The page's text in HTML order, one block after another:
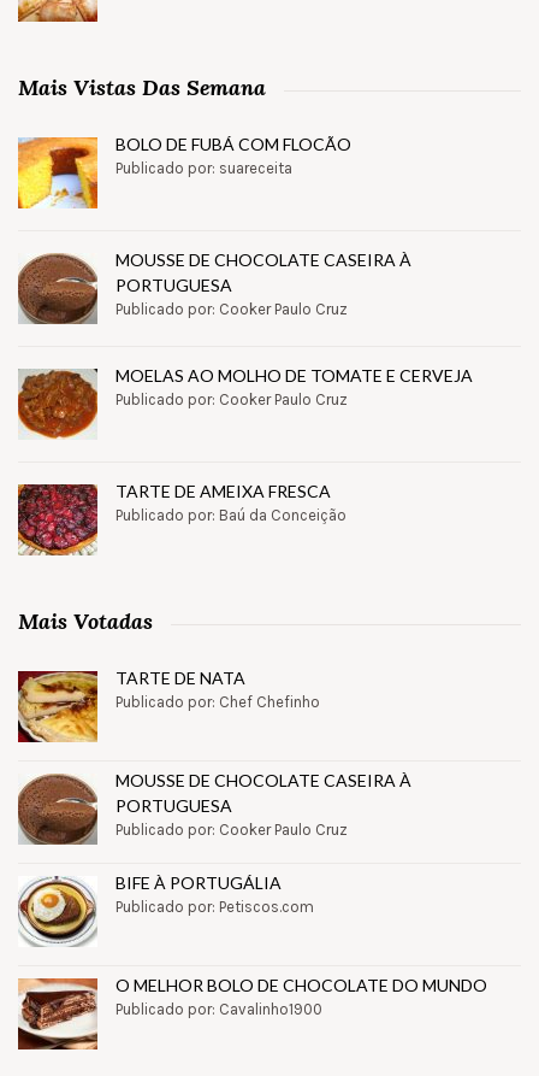
Mais Vistas Das Semana
BOLO DE FUBÁ COM FLOCÃO
Publicado por: suareceita
MOUSSE DE CHOCOLATE CASEIRA À
PORTUGUESA
Publicado por: Cooker Paulo Cruz
MOELAS AO MOLHO DE TOMATE E CERVEJA
Publicado por: Cooker Paulo Cruz
TARTE DE AMEIXA FRESCA
Publicado por: Baú da Conceição
Mais Votadas
TARTE DE NATA
Publicado por: Chef Chefinho
MOUSSE DE CHOCOLATE CASEIRA À
PORTUGUESA
Publicado por: Cooker Paulo Cruz
BIFE À PORTUGÁLIA
Publicado por: Petiscos.com
O MELHOR BOLO DE CHOCOLATE DO MUNDO
Publicado por: Cavalinho1900